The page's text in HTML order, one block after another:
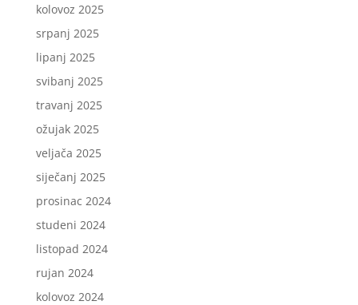
kolovoz 2025
srpanj 2025
lipanj 2025
svibanj 2025
travanj 2025
ožujak 2025
veljača 2025
siječanj 2025
prosinac 2024
studeni 2024
listopad 2024
rujan 2024
kolovoz 2024